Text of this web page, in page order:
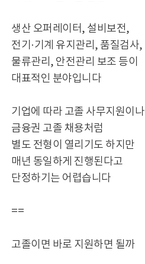
생산 오퍼레이터, 설비보전,
전기·기계 유지관리, 품질검사,
물류관리, 안전관리 보조 등이
대표적인 분야입니다
기업에 따라 고졸 사무지원이나
금융권 고졸 채용처럼
별도 전형이 열리기도 하지만
매년 동일하게 진행된다고
단정하기는 어렵습니다
==
고졸이면 바로 지원하면 될까